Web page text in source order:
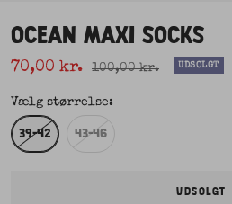
til
slide
2
OCEAN MAXI SOCKS
Udsalgspris
70,00 kr. Normal pris
100,00 kr. UDSOLGT
Vælg størrelse:
39-42 43-46
UDSOLGT